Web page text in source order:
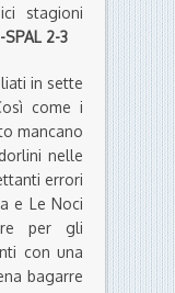
stagioni
SPAL 2-3
in sette
come i
mancano
nelle
errori
e Le Noci
per gli
con una
bagarre